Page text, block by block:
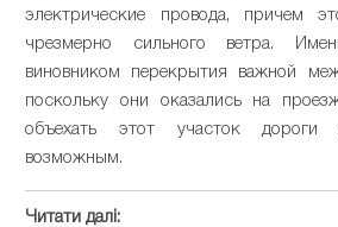
электрические провода, причем
чрезмерно сильного ветра.
виновником перекрытия важной
поскольку они оказались на
объехать этот участок дороги
возможным.
Читати далі: